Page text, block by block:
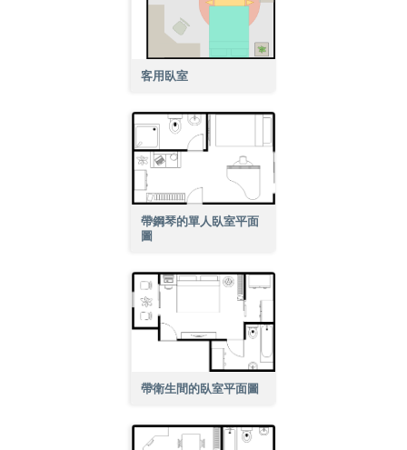
客用臥室
帶鋼琴的單人臥室平面
圖
帶衛生間的臥室平面圖